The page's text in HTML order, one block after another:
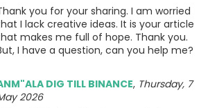
you for your sharing. I am worried
I lack creative ideas. It is your article
makes me full of hope. Thank you.
I have a question, can you help me?
DIG TILL BINANCE, Thursday, 7
2026